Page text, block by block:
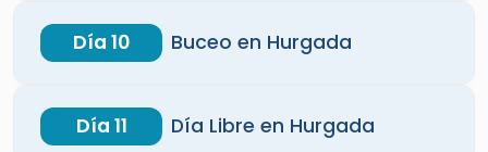
Día 10 Buceo en Hurgada
Día 11 Día Libre en Hurgada